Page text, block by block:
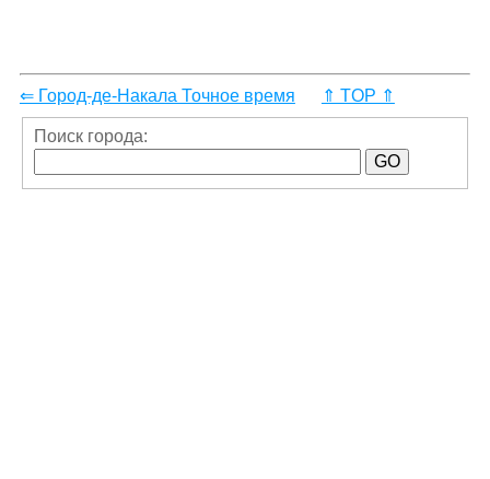
⇐ Город-де-Накала Точное время ⇑ TOP ⇑
Поиск города: